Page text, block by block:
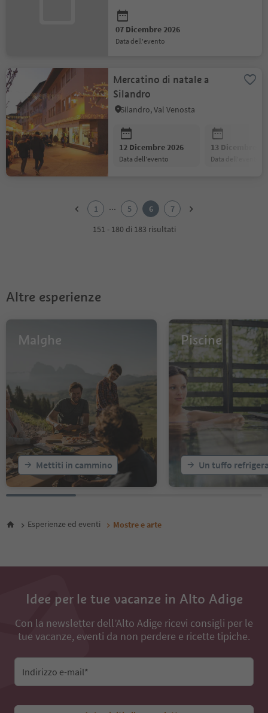
07 Dicembre 2026
data dell'evento
Mercatino di natale a
Silandro
Silandro, Val Venosta
12 Dicembre 2026
data dell'evento
13 Dicembre
data dell'evento
1 ... 5 6
7
151 - 180 di 183 risultati
Altre esperienze
Malghe
Mettiti in cammino
Piscine
Un tuffo
Esperienze ed eventi Mostre e arte
Idee per le tue vacanze in Alto Adige
Con la newsletter dell’Alto Adige ricevi consigli per le
tue vacanze, eventi da non perdere e ricette tipiche.
Indirizzo e-mail*